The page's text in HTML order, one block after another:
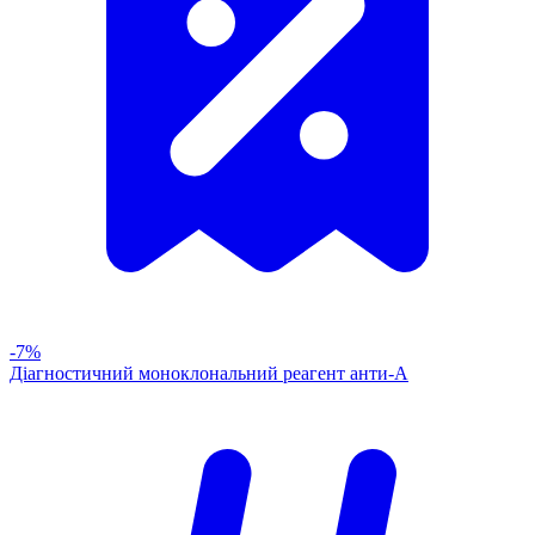
-7%
Діагностичний моноклональний реагент анти-А